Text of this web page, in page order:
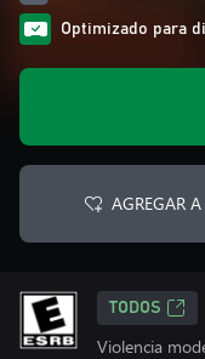
Optimizado para
AGREGAR
TODOS
Violencia